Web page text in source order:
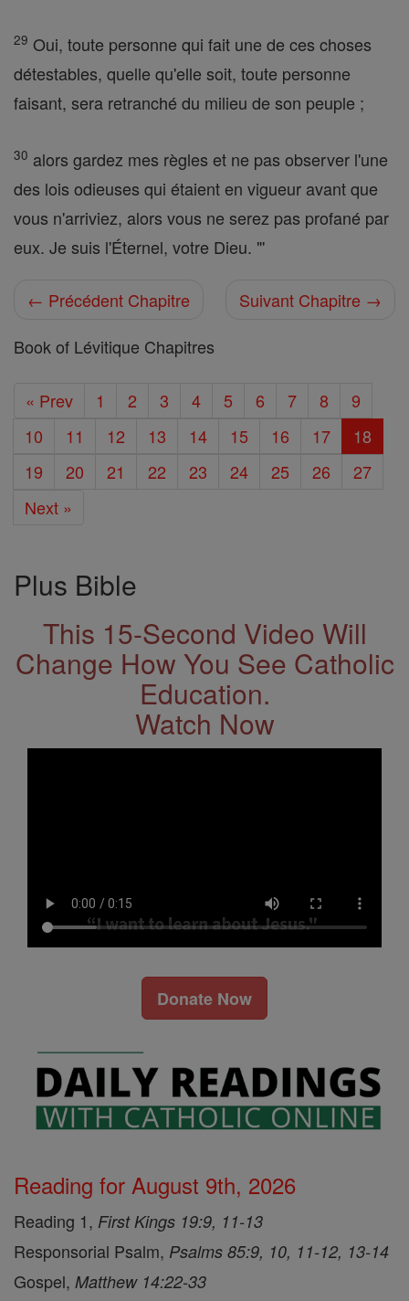
29 Oui, toute personne qui fait une de ces choses
détestables, quelle qu'elle soit, toute personne
faisant, sera retranché du milieu de son peuple ;
30 alors gardez mes règles et ne pas observer l'une
des lois odieuses qui étaient en vigueur avant que
vous n'arriviez, alors vous ne serez pas profané par
eux. Je suis l'Éternel, votre Dieu. "'
← Précédent Chapitre
Suivant Chapitre →
Book of Lévitique Chapitres
« Prev 1 2 3 4 5 6 7 8
9
10
11 12 13 14 15 16 17
18
19
20 21 22 23 24 25 26
27
Next »
Plus Bible
This 15-Second Video Will
Change How You See Catholic
Education.
Watch Now
Donate Now
Reading for August 9th, 2026
Reading 1, First Kings 19:9, 11-13
Responsorial Psalm, Psalms 85:9, 10, 11-12, 13-14
Gospel, Matthew 14:22-33